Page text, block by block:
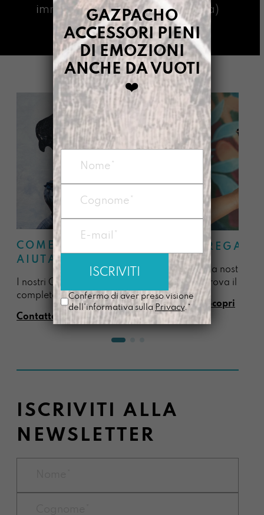
immagine che ti ha emozionata)
COME POSSIAMO
AIUTARTI?
I nostri Client Advisor sono a tua
completa disposizione.
Contattaci
La nostra
trova il
Scopri
ISCRIVITI ALLA
NEWSLETTER
GAZPACHO
ACCESSORI PIENI
DI EMOZIONI
ANCHE DA VUOTI
❤️
Confermo di aver preso visione
dell'informativa sulla Privacy.*